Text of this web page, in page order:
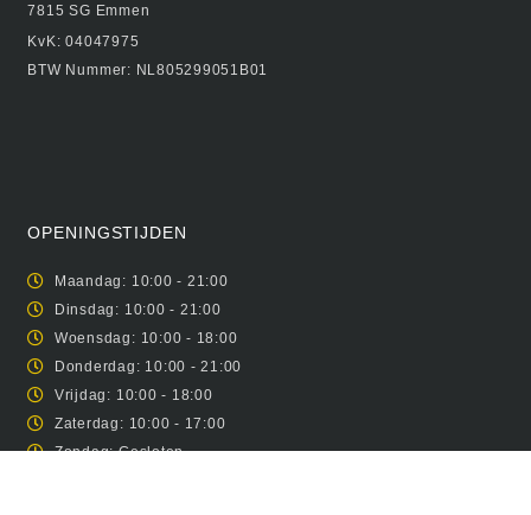
7815 SG Emmen
KvK: 04047975
BTW Nummer: NL805299051B01
OPENINGSTIJDEN
Maandag: 10:00 - 21:00
Dinsdag: 10:00 - 21:00
Woensdag: 10:00 - 18:00
Donderdag: 10:00 - 21:00
Vrijdag: 10:00 - 18:00
Zaterdag: 10:00 - 17:00
Zondag: Gesloten